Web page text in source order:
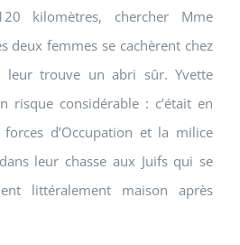
kilomètres, chercher Mme
deux femmes se cachèrent chez
leur trouve un abri sûr. Yvette
risque considérable : c’était en
d’Occupation et la milice
leur chasse aux Juifs qui se
littéralement maison après